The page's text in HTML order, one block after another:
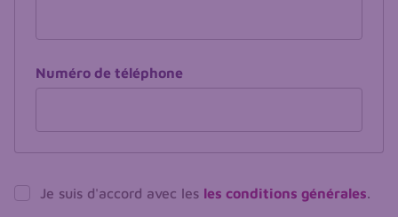
Numéro de téléphone
Je suis d'accord avec les les conditions générales.